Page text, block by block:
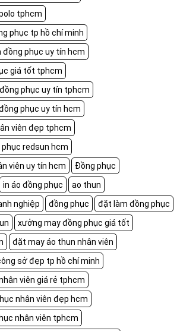
tphcm
phục tp hồ chí minh
phục uy tín hcm
giá tốt tphcm
phục uy tín tphcm
phục uy tín hcm
viên đẹp tphcm
redsun hcm
viên uy tín hcm
Đồng phục
in áo đồng phục
ao thun
nghiệp
đồng phục
đặt làm đồng phục
xưởng may đồng phục giá tốt
đặt may áo thun nhân viên
sở đẹp tp hồ chí minh
viên giá rẻ tphcm
nhân viên đẹp hcm
nhân viên tphcm